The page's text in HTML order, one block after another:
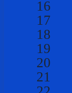
16
17
18
19
20
21